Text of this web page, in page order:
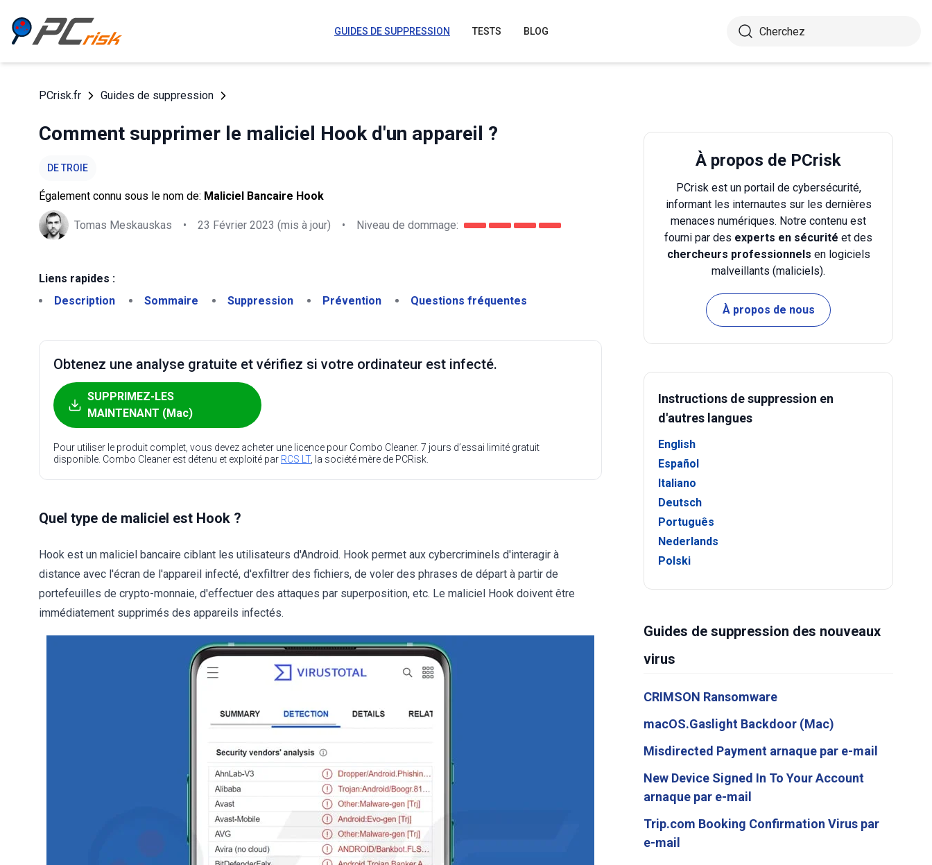
GUIDES DE SUPPRESSION TESTS BLOG
PCrisk.fr Guides de suppression
Comment supprimer le maliciel Hook d'un appareil ?
DE TROIE
Également connu sous le nom de: Maliciel Bancaire Hook
Tomas Meskauskas • 23 Février 2023 (mis à jour) • Niveau de dommage:
Liens rapides :
Description
Sommaire Suppression Prévention Questions fréquentes
Obtenez une analyse gratuite et vérifiez si votre ordinateur est infecté.
SUPPRIMEZ-LES
MAINTENANT (Mac)
Pour utiliser le produit complet, vous devez acheter une licence pour Combo Cleaner. 7 jours d’essai limité gratuit
disponible. Combo Cleaner est détenu et exploité par RCS LT, la société mère de PCRisk.
Quel type de maliciel est Hook ?
Hook est un maliciel bancaire ciblant les utilisateurs d'Android. Hook permet aux cybercriminels d'interagir à
distance avec l'écran de l'appareil infecté, d'exfiltrer des fichiers, de voler des phrases de départ à partir de
portefeuilles de crypto-monnaie, d'effectuer des attaques par superposition, etc. Le maliciel Hook doivent être
immédiatement supprimés des appareils infectés.
À propos de PCrisk
PCrisk est un portail de cybersécurité,
informant les internautes sur les dernières
menaces numériques. Notre contenu est
fourni par des experts en sécurité et des
chercheurs professionnels en logiciels
malveillants (maliciels).
À propos de nous
Instructions de suppression en
d'autres langues
English
Español
Italiano
Deutsch
Português
Nederlands
Polski
Guides de suppression des nouveaux
virus
CRIMSON Ransomware
macOS.Gaslight Backdoor (Mac)
Misdirected Payment arnaque par e-mail
New Device Signed In To Your Account
arnaque par e-mail
Trip.com Booking Confirmation Virus par
e-mail